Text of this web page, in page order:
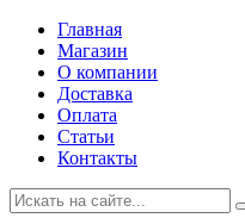
Главная
Магазин
О компании
Доставка
Оплата
Статьи
Контакты